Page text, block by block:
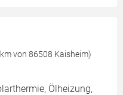
von 86508 Kaisheim)
Ölheizung,